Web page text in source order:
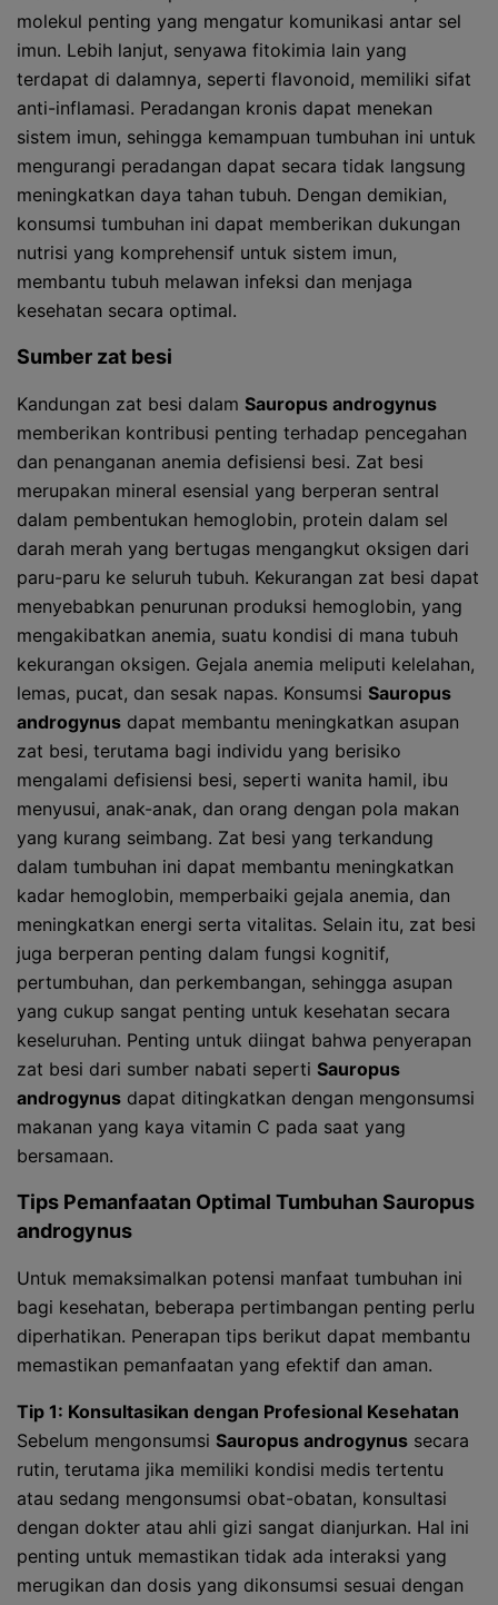
molekul penting yang mengatur komunikasi antar sel
imun. Lebih lanjut, senyawa fitokimia lain yang
terdapat di dalamnya, seperti flavonoid, memiliki sifat
anti-inflamasi. Peradangan kronis dapat menekan
sistem imun, sehingga kemampuan tumbuhan ini untuk
mengurangi peradangan dapat secara tidak langsung
meningkatkan daya tahan tubuh. Dengan demikian,
konsumsi tumbuhan ini dapat memberikan dukungan
nutrisi yang komprehensif untuk sistem imun,
membantu tubuh melawan infeksi dan menjaga
kesehatan secara optimal.
Sumber zat besi
Kandungan zat besi dalam Sauropus androgynus
memberikan kontribusi penting terhadap pencegahan
dan penanganan anemia defisiensi besi. Zat besi
merupakan mineral esensial yang berperan sentral
dalam pembentukan hemoglobin, protein dalam sel
darah merah yang bertugas mengangkut oksigen dari
paru-paru ke seluruh tubuh. Kekurangan zat besi dapat
menyebabkan penurunan produksi hemoglobin, yang
mengakibatkan anemia, suatu kondisi di mana tubuh
kekurangan oksigen. Gejala anemia meliputi kelelahan,
lemas, pucat, dan sesak napas. Konsumsi Sauropus
androgynus dapat membantu meningkatkan asupan
zat besi, terutama bagi individu yang berisiko
mengalami defisiensi besi, seperti wanita hamil, ibu
menyusui, anak-anak, dan orang dengan pola makan
yang kurang seimbang. Zat besi yang terkandung
dalam tumbuhan ini dapat membantu meningkatkan
kadar hemoglobin, memperbaiki gejala anemia, dan
meningkatkan energi serta vitalitas. Selain itu, zat besi
juga berperan penting dalam fungsi kognitif,
pertumbuhan, dan perkembangan, sehingga asupan
yang cukup sangat penting untuk kesehatan secara
keseluruhan. Penting untuk diingat bahwa penyerapan
zat besi dari sumber nabati seperti Sauropus
androgynus dapat ditingkatkan dengan mengonsumsi
makanan yang kaya vitamin C pada saat yang
bersamaan.
Tips Pemanfaatan Optimal Tumbuhan Sauropus
androgynus
Untuk memaksimalkan potensi manfaat tumbuhan ini
bagi kesehatan, beberapa pertimbangan penting perlu
diperhatikan. Penerapan tips berikut dapat membantu
memastikan pemanfaatan yang efektif dan aman.
Tip 1: Konsultasikan dengan Profesional Kesehatan
Sebelum mengonsumsi Sauropus androgynus secara
rutin, terutama jika memiliki kondisi medis tertentu
atau sedang mengonsumsi obat-obatan, konsultasi
dengan dokter atau ahli gizi sangat dianjurkan. Hal ini
penting untuk memastikan tidak ada interaksi yang
merugikan dan dosis yang dikonsumsi sesuai dengan